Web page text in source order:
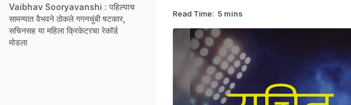
Read Time: 5 mins
Vaibhav Sooryavanshi : पहिल्याच
सामन्यात वैभवने ठोकले गगनचुंबी षटकार,
सचिनसह या महिला क्रिकेटरचा रेकॉर्ड
मोडला